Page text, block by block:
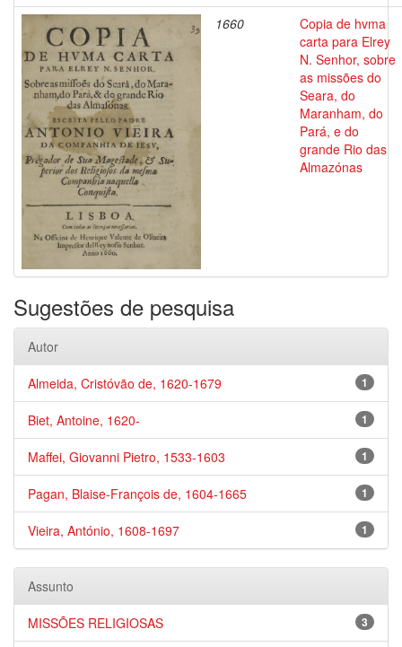
1660
Copia de hvma
carta para Elrey
N. Senhor, sobre
as missões do
Seara, do
Maranham, do
Pará, e do
grande Rio das
Almazónas
Sugestões de pesquisa
Autor
1
Almeida, Cristóvão de, 1620-1679
1
Biet, Antoine, 1620-
1
Maffei, Giovanni Pietro, 1533-1603
1
Pagan, Blaise-François de, 1604-1665
1
Vieira, António, 1608-1697
Assunto
3
MISSÕES RELIGIOSAS